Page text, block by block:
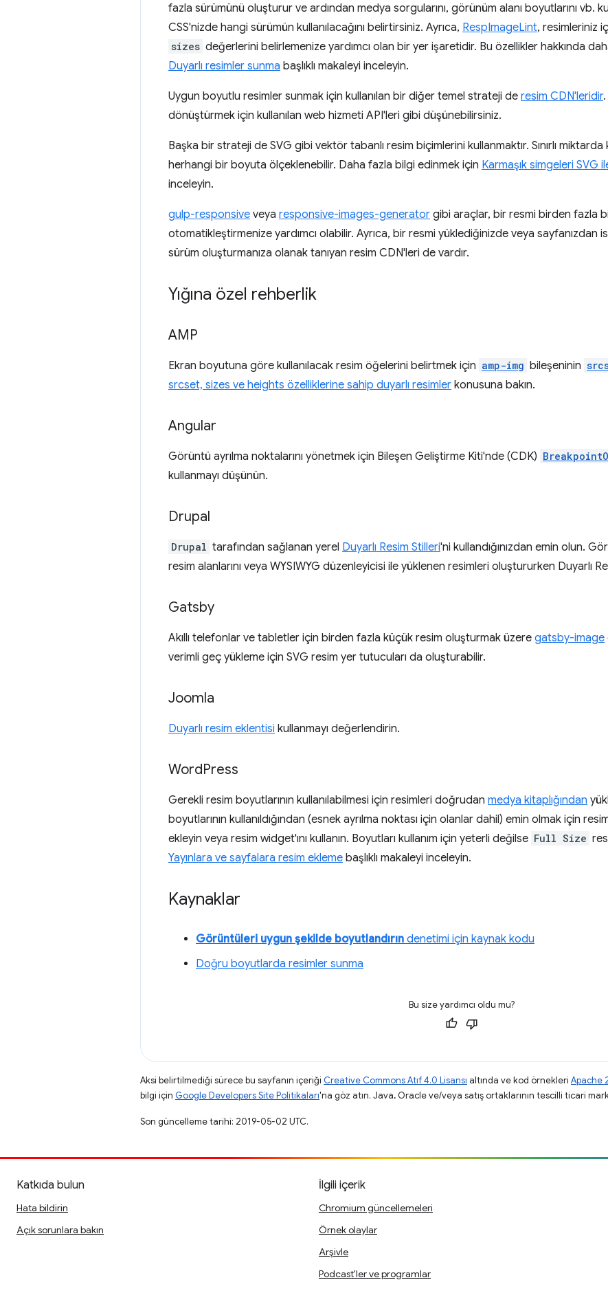
fazla sürümünü oluşturur ve ardından medya sorgularını, görünüm alanı boyutlarını vb.
CSS'nizde hangi sürümün kullanılacağını belirtirsiniz. Ayrıca, RespImageLint, resimleriniz
sizes değerlerini belirlemenize yardımcı olan bir yer işaretidir. Bu özellikler hakkında
Duyarlı resimler sunma başlıklı makaleyi inceleyin.
Uygun boyutlu resimler sunmak için kullanılan bir diğer temel strateji de resim CDN'leridir
dönüştürmek için kullanılan web hizmeti API'leri gibi düşünebilirsiniz.
Başka bir strateji de SVG gibi vektör tabanlı resim biçimlerini kullanmaktır. Sınırlı
herhangi bir boyuta ölçeklenebilir. Daha fazla bilgi edinmek için Karmaşık simgeleri SVG
inceleyin.
gulp-responsive veya responsive-images-generator gibi araçlar, bir resmi birden fazla
otomatikleştirmenize yardımcı olabilir. Ayrıca, bir resmi yüklediğinizde veya sayfanızdan
sürüm oluşturmanıza olanak tanıyan resim CDN'leri de vardır.
Yığına özel rehberlik
AMP
Ekran boyutuna göre kullanılacak resim öğelerini belirtmek için amp-img bileşeninin
srcset, sizes ve heights özelliklerine sahip duyarlı resimler konusuna bakın.
Angular
Görüntü ayrılma noktalarını yönetmek için Bileşen Geliştirme Kiti'nde (CDK)
kullanmayı düşünün.
Drupal
Drupal tarafından sağlanan yerel Duyarlı Resim Stilleri'ni kullandığınızdan emin olun.
resim alanlarını veya WYSIWYG düzenleyicisi ile yüklenen resimleri oluştururken Duyarlı
Gatsby
Akıllı telefonlar ve tabletler için birden fazla küçük resim oluşturmak üzere gatsby-image
verimli geç yükleme için SVG resim yer tutucuları da oluşturabilir.
Joomla
Duyarlı resim eklentisi kullanmayı değerlendirin.
WordPress
Gerekli resim boyutlarının kullanılabilmesi için resimleri doğrudan medya kitaplığından
boyutlarının kullanıldığından (esnek ayrılma noktası için olanlar dahil) emin olmak için
ekleyin veya resim widget'ını kullanın. Boyutları kullanım için yeterli değilse Full Size
Yayınlara ve sayfalara resim ekleme başlıklı makaleyi inceleyin.
Kaynaklar
Görüntüleri uygun şekilde boyutlandırın denetimi için kaynak kodu
Doğru boyutlarda resimler sunma
Bu size yardımcı oldu mu?
Aksi belirtilmediği sürece bu sayfanın içeriği Creative Commons Atıf 4.0 Lisansı altında ve kod örnekleri Apache
bilgi için Google Developers Site Politikaları'na göz atın. Java, Oracle ve/veya satış ortaklarının tescilli ticari
Son güncelleme tarihi: 2019-05-02 UTC.
Katkıda bulun
Hata bildirin
Açık sorunlara bakın
İlgili içerik
Chromium güncellemeleri
Örnek olaylar
Arşivle
Podcast'ler ve programlar